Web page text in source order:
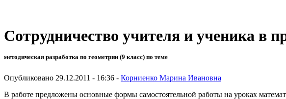
Сотрудничество учителя и ученика в
методическая разработка по геометрии (9 класс) по теме
Опубликовано 29.12.2011 - 16:36 - Корниенко Марина Ивановна
В работе предложены основные формы самостоятельной работы на уроках